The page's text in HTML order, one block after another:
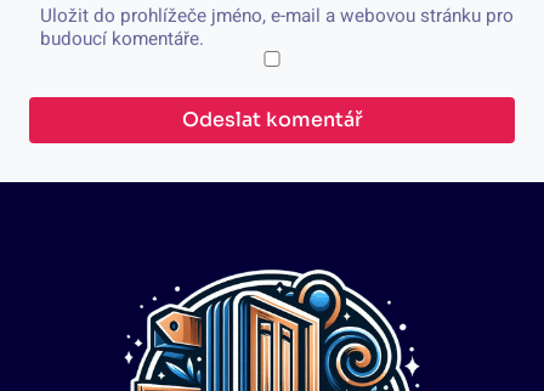
Uložit do prohlížeče jméno, e-mail a webovou stránku pro
budoucí komentáře.